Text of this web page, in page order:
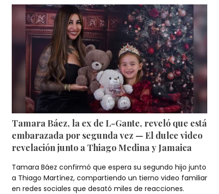
Tamara Báez, la ex de L-Gante, reveló que está
embarazada por segunda vez — El dulce video
revelación junto a Thiago Medina y Jamaica
Tamara Báez confirmó que espera su segundo hijo junto
a Thiago Martínez, compartiendo un tierno video familiar
en redes sociales que desató miles de reacciones.